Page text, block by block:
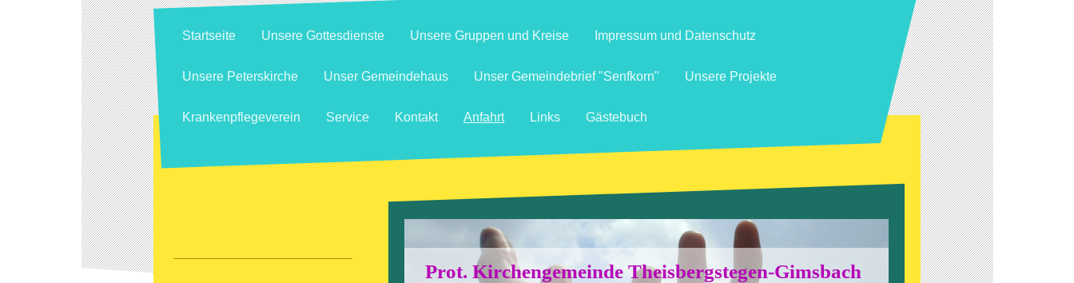
Startseite Unsere Gottesdienste Unsere Gruppen und Kreise Impressum und Datenschutz
Unsere Peterskirche Unser Gemeindehaus Unser Gemeindebrief "Senfkorn" Unsere Projekte
Krankenpflegeverein Service Kontakt Anfahrt Links Gästebuch
Prot. Kirchengemeinde Theisbergstegen-Gimsbach